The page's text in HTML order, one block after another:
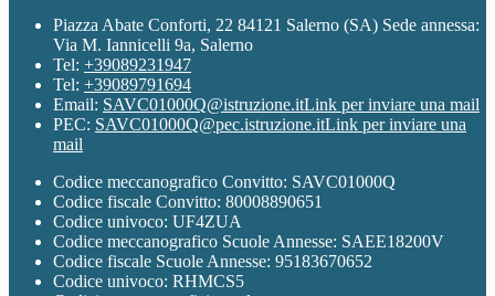
Piazza Abate Conforti, 22 84121 Salerno (SA) Sede annessa:
Via M. Iannicelli 9a, Salerno
Tel: +39089231947
Tel: +39089791694
Email: SAVC01000Q@istruzione.itLink per inviare una mail
PEC: SAVC01000Q@pec.istruzione.itLink per inviare una
mail
Codice meccanografico Convitto: SAVC01000Q
Codice fiscale Convitto: 80008890651
Codice univoco: UF4ZUA
Codice meccanografico Scuole Annesse: SAEE18200V
Codice fiscale Scuole Annesse: 95183670652
Codice univoco: RHMCS5